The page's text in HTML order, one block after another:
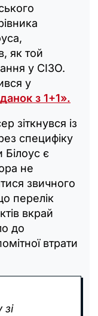
як той
у СІЗО.
у
з 1+1».
зіткнувся із
специфіку
Білоус є
не
звичного
перелік
вкрай
до
втрати